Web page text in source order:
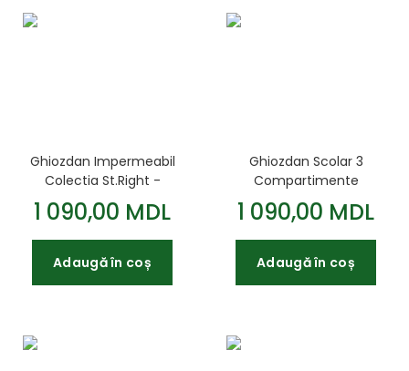
Ghiozdan Impermeabil
Colectia St.Right -
Reflective T-Rex BP26
39x27x17cm
1 090,00 MDL
Adaugă în coș
Ghiozdan Scolar 3
Compartimente
St.Right - Street Moro
BP32
1 090,00 MDL
Adaugă în coș